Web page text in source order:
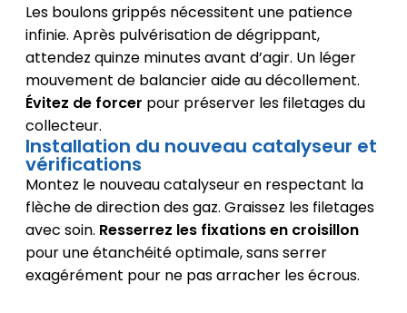
Les boulons grippés nécessitent une patience
infinie. Après pulvérisation de dégrippant,
attendez quinze minutes avant d’agir. Un léger
mouvement de balancier aide au décollement.
Évitez de forcer pour préserver les filetages du
collecteur.
Installation du nouveau catalyseur et
vérifications
Montez le nouveau catalyseur en respectant la
flèche de direction des gaz. Graissez les filetages
avec soin. Resserrez les fixations en croisillon
pour une étanchéité optimale, sans serrer
exagérément pour ne pas arracher les écrous.